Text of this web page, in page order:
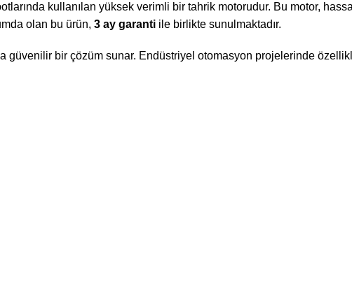
kullanılan yüksek verimli bir tahrik motorudur. Bu motor,
olan bu ürün, 3 ay garanti ile birlikte sunulmaktadır.
güvenilir bir çözüm sunar. Endüstriyel otomasyon projelerinde